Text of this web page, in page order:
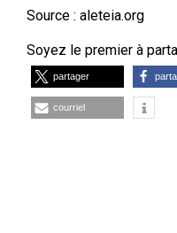
Source : aleteia.org
Soyez le premier à
partager
courriel